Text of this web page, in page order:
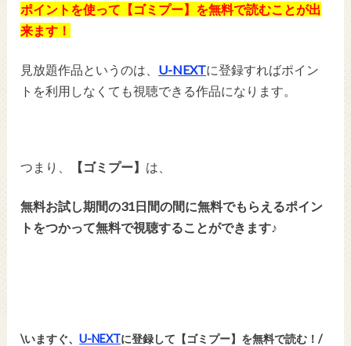
ポイントを使って【ゴミプー】を無料で読むことが出
来ます！
見放題作品というのは、 U-NEXTに登録すればポイン
トを利用しなくても視聴できる作品になります。
つまり、 【ゴミプー】 は、
無料お試し期間の31日間の間に無料でもらえるポイン
トをつかって無料で視聴することができます♪
\いますぐ、U-NEXTに登録して【ゴミプー】を無料で読む！/